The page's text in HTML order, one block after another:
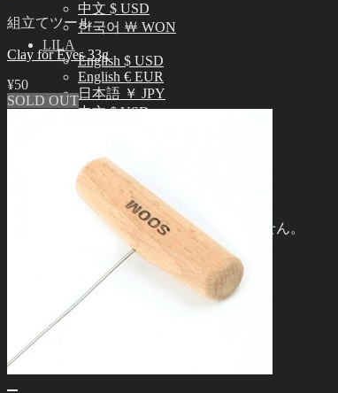
中文 $ USD
한국어 ￦ WON
LILA
English $ USD
English € EUR
日本語 ￥ JPY
中文 $ USD
お買い物カゴに商品がありません。
お買い物カゴ
お買い物カゴに商品がありません。
組立てツール
Clay for Eyes 33g
¥50
SOLD OUT